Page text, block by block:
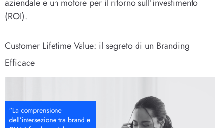
aziendale e un motore per il ritorno sull’investimento
(ROI).
Customer Lifetime Value: il segreto di un Branding
Efficace